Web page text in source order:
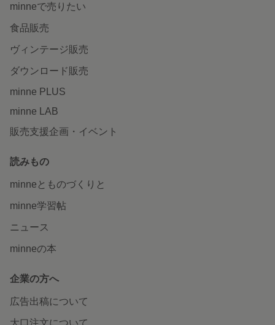
minneで売りたい
食品販売
ヴィンテージ販売
ダウンロード販売
minne PLUS
minne LAB
販売支援企画・イベント
読みもの
minneとものづくりと
minne学習帖
ニュース
minneの本
企業の方へ
広告出稿について
大口注文について